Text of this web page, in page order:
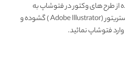
از طرح های وکتور در فتوشاپ به
مشکل برخوردید , آن را در ایلواستریتور (Adobe Illustrator ) گشوده و
فتوشاپ نمائید.